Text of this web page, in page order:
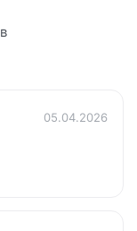
05.04.2026